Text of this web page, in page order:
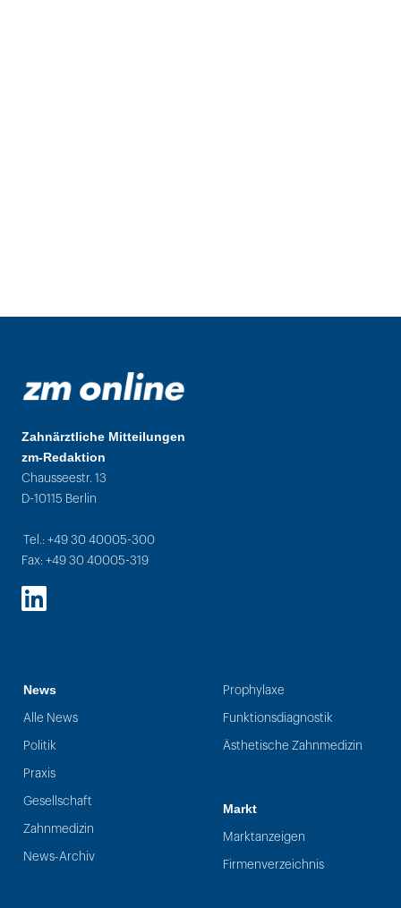
Zahnärztliche Mitteilungen
zm-Redaktion
Chausseestr. 13
D-10115 Berlin
Tel.: +49 30 40005-300
Fax: +49 30 40005-319
LinkedIn
News
Alle News
Politik
Praxis
Gesellschaft
Zahnmedizin
News-Archiv
Prophylaxe
Funktionsdiagnostik
Ästhetische Zahnmedizin
Markt
Marktanzeigen
Firmenverzeichnis